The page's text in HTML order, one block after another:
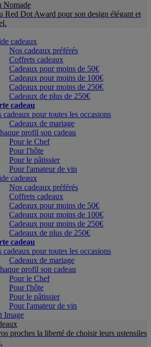
Nomade
Red Dot Award pour son design élégant et
cadeaux
Nos cadeaux préférés
Coffrets cadeaux
Cadeaux pour moins de 50€
Cadeaux pour moins de 100€
Cadeaux pour moins de 250€
Cadeaux de plus de 250€
cadeau
cadeaux pour toutes les occasions
Cadeaux de mariage
profil son cadeau
Pour le Chef
Pour l'hôte
Pour le pâtissier
Pour l'amateur de vin
cadeaux
Nos cadeaux préférés
Coffrets cadeaux
Cadeaux pour moins de 50€
Cadeaux pour moins de 100€
Cadeaux pour moins de 250€
Cadeaux de plus de 250€
cadeau
cadeaux pour toutes les occasions
Cadeaux de mariage
profil son cadeau
Pour le Chef
Pour l'hôte
Pour le pâtissier
Pour l'amateur de vin
proches la liberté de choisir leurs ustensiles